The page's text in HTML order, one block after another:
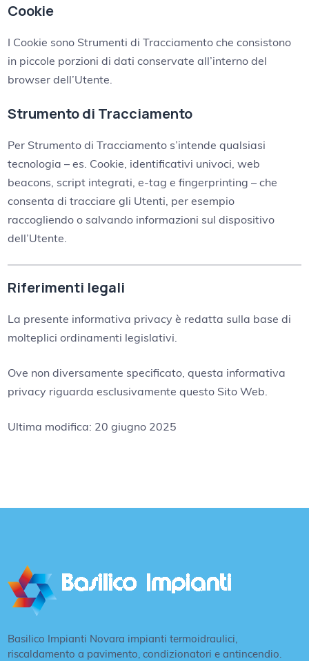
Cookie
I Cookie sono Strumenti di Tracciamento che consistono
in piccole porzioni di dati conservate all’interno del
browser dell’Utente.
Strumento di Tracciamento
Per Strumento di Tracciamento s’intende qualsiasi
tecnologia – es. Cookie, identificativi univoci, web
beacons, script integrati, e-tag e fingerprinting – che
consenta di tracciare gli Utenti, per esempio
raccogliendo o salvando informazioni sul dispositivo
dell’Utente.
Riferimenti legali
La presente informativa privacy è redatta sulla base di
molteplici ordinamenti legislativi.
Ove non diversamente specificato, questa informativa
privacy riguarda esclusivamente questo Sito Web.
Ultima modifica: 20 giugno 2025
Basilico Impianti Novara impianti termoidraulici,
riscaldamento a pavimento, condizionatori e antincendio.